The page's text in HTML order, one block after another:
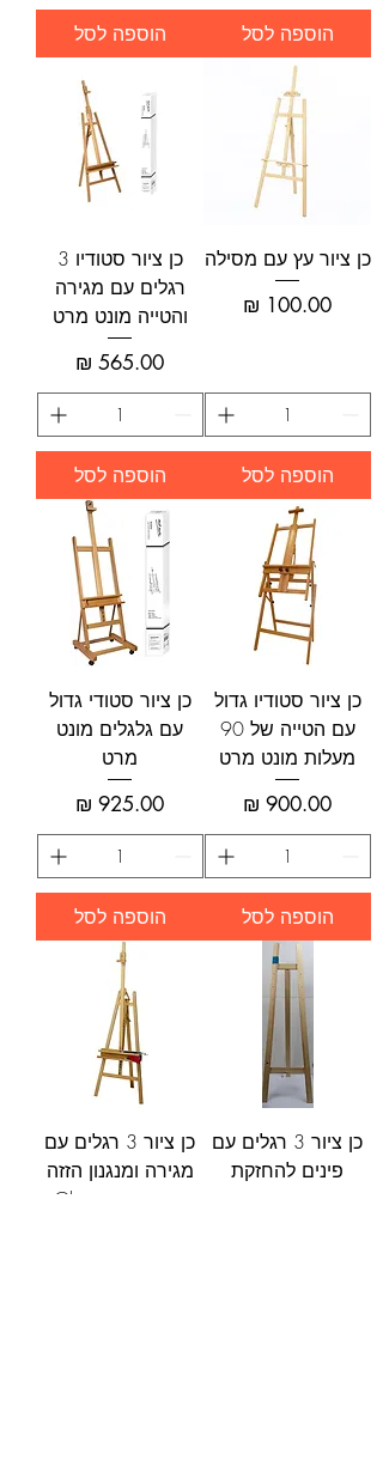
הוספה לסל הוספה לסל
כן ציור עץ עם מסילה
מחיר
הוספה לסל
כן ציור סטודיו 3
רגלים עם מגירה
והטייה מונט מרט
מחיר
הוספה לסל
כן ציור סטודיו גדול
עם הטייה של 90
מעלות מונט מרט
מחיר
הוספה לסל
כן ציור סטודי גדול
עם גלגלים מונט
מרט
מחיר
הוספה לסל
כן ציור 3 רגלים עם
פינים להחזקת
כן ציור 3 רגלים עם
מגירה ומנגנון הזזה